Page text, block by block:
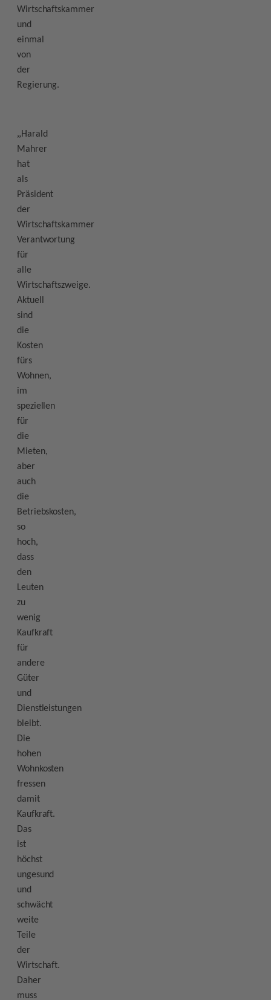
Wirtschaftskammer
und
einmal
von
der
Regierung.
„Harald
Mahrer
hat
als
Präsident
der
Wirtschaftskammer
Verantwortung
für
alle
Wirtschaftszweige.
Aktuell
sind
die
Kosten
fürs
Wohnen,
im
speziellen
für
die
Mieten,
aber
auch
die
Betriebskosten,
so
hoch,
dass
den
Leuten
zu
wenig
Kaufkraft
für
andere
Güter
und
Dienstleistungen
bleibt.
Die
hohen
Wohnkosten
fressen
damit
Kaufkraft.
Das
ist
höchst
ungesund
und
schwächt
weite
Teile
der
Wirtschaft.
Daher
muss